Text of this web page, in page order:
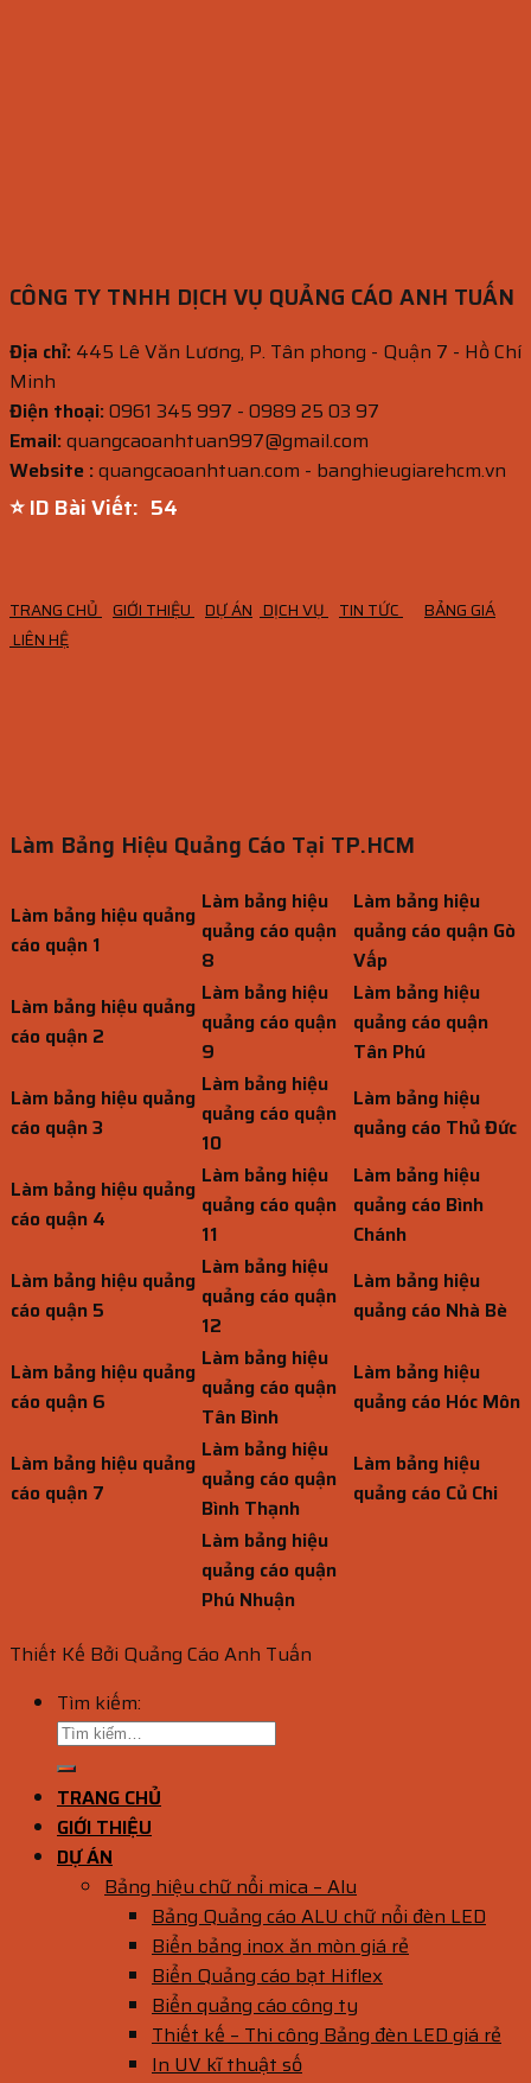
CÔNG TY TNHH DỊCH VỤ QUẢNG CÁO ANH TUẤN
Địa chỉ: 445 Lê Văn Lương, P. Tân phong - Quận 7 - Hồ Chí
Minh
Điện thoại:0961 345 997 - 0989 25 03 97
Email:quangcaoanhtuan997@gmail.com
Website :quangcaoanhtuan.com - banghieugiarehcm.vn
⭐ ID Bài Viết: 53
TRANG CHỦ GIỚI THIỆU DỰ ÁN DỊCH VỤ TIN TỨC
BẢNG GIÁ
LIÊN HỆ
Làm Bảng Hiệu Quảng Cáo Tại TP.HCM
Làm bảng hiệu quảng
cáo quận 1
Làm bảng hiệu
quảng cáo quận
8
Làm bảng hiệu
quảng cáo quận Gò
Vấp
Làm bảng hiệu quảng
cáo quận 2
Làm bảng hiệu
quảng cáo quận
9
Làm bảng hiệu
quảng cáo quận
Tân Phú
Làm bảng hiệu quảng
cáo quận 3
Làm bảng hiệu
quảng cáo quận
10
Làm bảng hiệu
quảng cáo Thủ Đức
Làm bảng hiệu quảng
cáo quận 4
Làm bảng hiệu
quảng cáo quận
11
Làm bảng hiệu
quảng cáo Bình
Chánh
Làm bảng hiệu quảng
cáo quận 5
Làm bảng hiệu
quảng cáo quận
12
Làm bảng hiệu
quảng cáo Nhà Bè
Làm bảng hiệu quảng
cáo quận 6
Làm bảng hiệu
quảng cáo quận
Tân Bình
Làm bảng hiệu
quảng cáo Hóc Môn
Làm bảng hiệu quảng
cáo quận 7
Làm bảng hiệu
quảng cáo quận
Bình Thạnh
Làm bảng hiệu
quảng cáo Củ Chi
Làm bảng hiệu
quảng cáo quận
Phú Nhuận
Thiết Kế Bởi Quảng Cáo Anh Tuấn
Tìm kiếm:
TRANG CHỦ
GIỚI THIỆU
DỰ ÁN
Bảng hiệu chữ nổi mica – Alu
Bảng Quảng cáo ALU chữ nổi đèn LED
Biển bảng inox ăn mòn giá rẻ
Biển Quảng cáo bạt Hiflex
Biển quảng cáo công ty
Thiết kế – Thi công Bảng đèn LED giá rẻ
In UV kĩ thuật số